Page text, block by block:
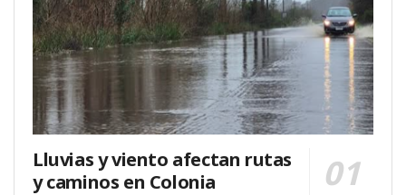
Lluvias y viento afectan rutas
y caminos en Colonia